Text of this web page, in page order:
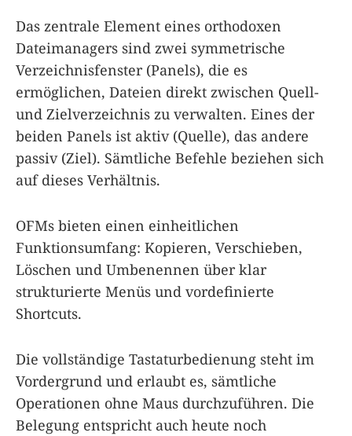
Das zentrale Element eines orthodoxen
Dateimanagers sind zwei symmetrische
Verzeichnisfenster (Panels), die es
ermöglichen, Dateien direkt zwischen Quell-
und Zielverzeichnis zu verwalten. Eines der
beiden Panels ist aktiv (Quelle), das andere
passiv (Ziel). Sämtliche Befehle beziehen sich
auf dieses Verhältnis.
OFMs bieten einen einheitlichen
Funktionsumfang: Kopieren, Verschieben,
Löschen und Umbenennen über klar
strukturierte Menüs und vordefinierte
Shortcuts.
Die vollständige Tastaturbedienung steht im
Vordergrund und erlaubt es, sämtliche
Operationen ohne Maus durchzuführen. Die
Belegung entspricht auch heute noch